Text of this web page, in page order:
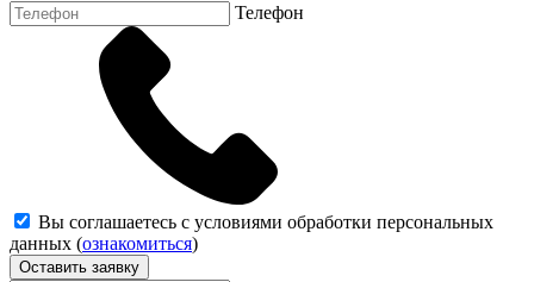
Телефон
Вы соглашаетесь с условиями обработки персональных
данных (ознакомиться)
Оставить заявку